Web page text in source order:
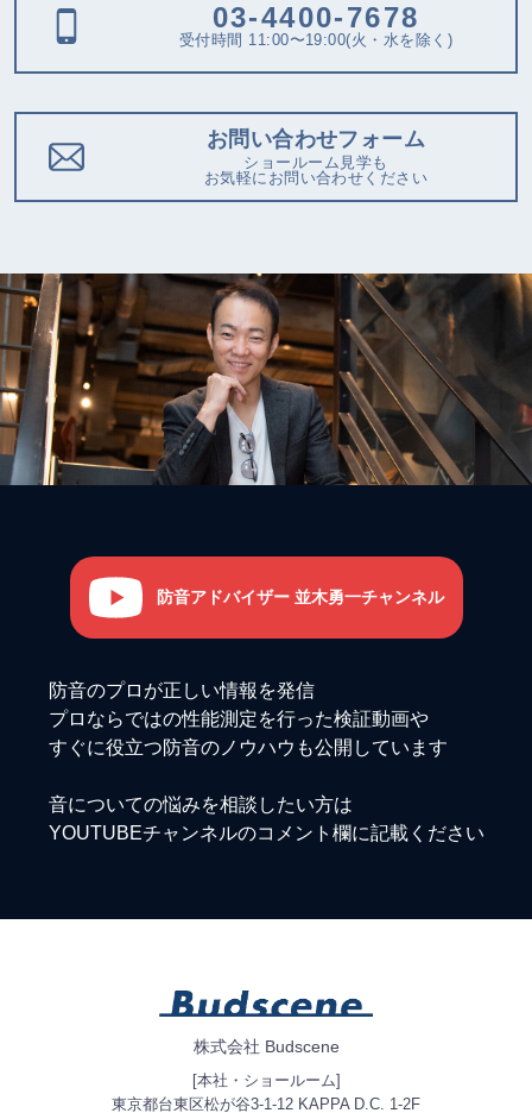
03-4400-7678
受付時間 11:00〜19:00(火・水を除く)
お問い合わせフォーム
ショールーム見学も
お気軽にお問い合わせください
防音アドバイザー 並木勇一チャンネル
防音のプロが正しい情報を発信
プロならではの性能測定を行った検証動画や
すぐに役立つ防音のノウハウも公開しています
音についての悩みを相談したい方は
YOUTUBEチャンネルのコメント欄に記載ください
株式会社 Budscene
[本社・ショールーム]
東京都台東区松が谷3-1-12 KAPPA D.C. 1-2F